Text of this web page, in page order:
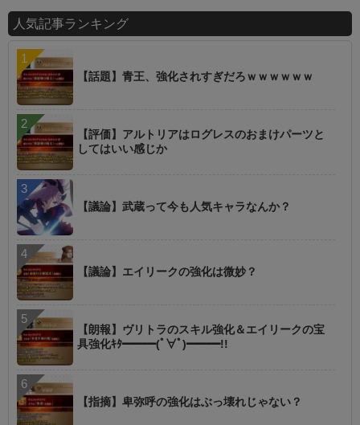
人気記事ランキング
【話題】青王、強化されすぎだろｗｗｗｗｗｗ
【評価】アルトリアはログレスのおまけパーツと
してはいい感じか
【議論】武蔵って今も人気キャラなんか？
【議論】エイリークの強化は微妙？
【朗報】ヴリトラのスキル強化＆エイリークの宝
具強化ｷﾀ━━━(ﾟ∀ﾟ)━━━!!
【指摘】卑弥呼の強化はぶっ壊れじゃない？